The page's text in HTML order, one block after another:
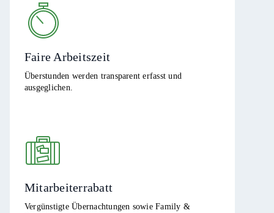
Faire Arbeitszeit
Überstunden werden transparent erfasst und
ausgeglichen.
Mitarbeiterrabatt
Vergünstigte Übernachtungen sowie Family &